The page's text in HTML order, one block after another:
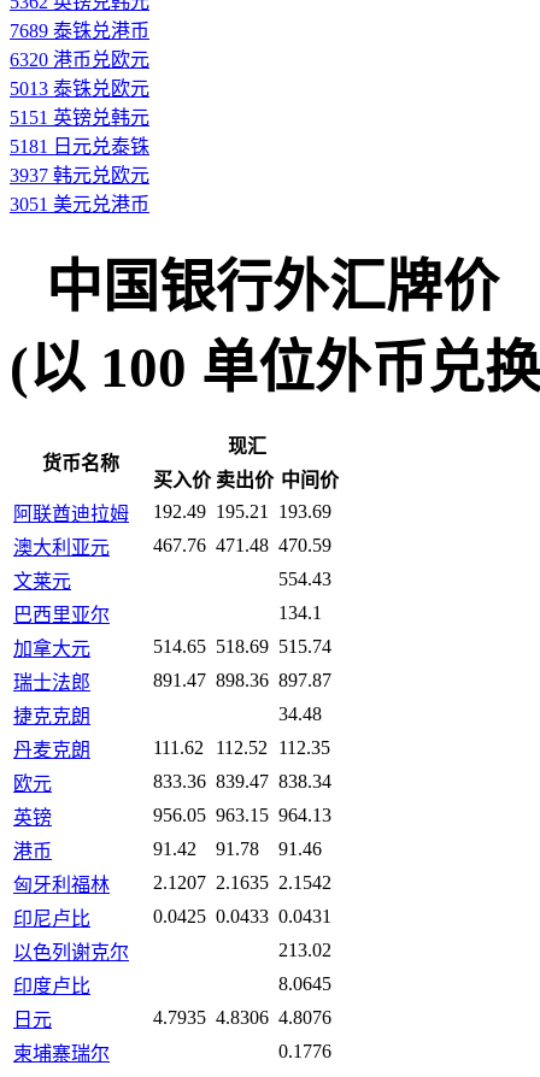
7689 泰铢兑港币
6320 港币兑欧元
5013 泰铢兑欧元
5151 英镑兑韩元
5181 日元兑泰铢
3937 韩元兑欧元
3051 美元兑港币
中国银行外汇牌价
(以 100 单位外币兑
货币名称
现汇
买入价 卖出价 中间价
阿联酋迪拉姆
192.49 195.21
193.69
澳大利亚元
467.76 471.48 470.59
文莱元
554.43
巴西里亚尔
134.1
加拿大元
514.65 518.69 515.74
瑞士法郎
891.47 898.36 897.87
捷克克朗
34.48
丹麦克朗
111.62 112.52
112.35
欧元
833.36 839.47 838.34
英镑
956.05 963.15 964.13
港币
91.42 91.78
91.46
匈牙利福林
2.1207 2.1635 2.1542
印尼卢比
0.0425 0.0433 0.0431
以色列谢克尔
213.02
印度卢比
8.0645
日元
4.7935 4.8306 4.8076
柬埔寨瑞尔
0.1776